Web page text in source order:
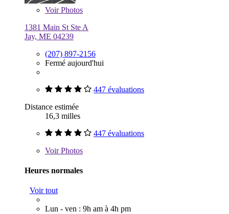
VoirPhotos
1381 Main St Ste A
Jay, ME 04239
(207) 897-2156
Fermé aujourd'hui
447 évaluations
Distance estimée
16,3 milles
447 évaluations
VoirPhotos
Heures normales
Voir tout
Lun - ven : 9h am à 4h pm